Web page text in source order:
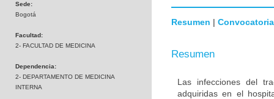
Sede:
Bogotá
Facultad:
2- FACULTAD DE MEDICINA
Dependencia:
2- DEPARTAMENTO DE MEDICINA
INTERNA
Resumen | Convocatoria
Resumen
Las infecciones del
adquiridas en el